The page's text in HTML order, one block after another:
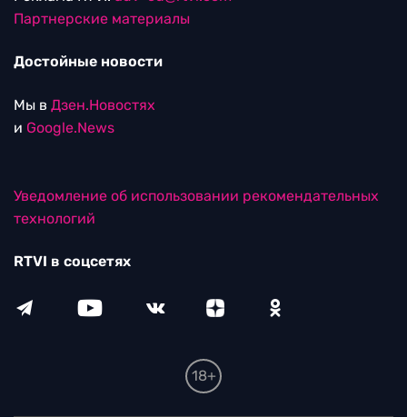
Партнерские материалы
Достойные новости
Мы в Дзен.Новостях
и Google.News
Уведомление об использовании рекомендательных
технологий
RTVI в соцсетях
18+